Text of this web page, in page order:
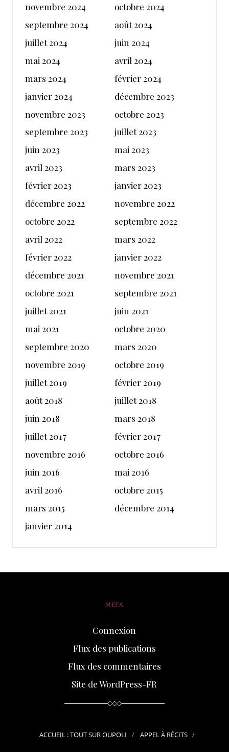
novembre 2024
octobre 2024
septembre 2024
août 2024
juillet 2024
juin 2024
mai 2024
avril 2024
mars 2024
février 2024
janvier 2024
décembre 2023
novembre 2023
octobre 2023
septembre 2023
juillet 2023
juin 2023
mai 2023
avril 2023
mars 2023
février 2023
janvier 2023
décembre 2022
novembre 2022
octobre 2022
septembre 2022
avril 2022
mars 2022
février 2022
janvier 2022
décembre 2021
novembre 2021
octobre 2021
septembre 2021
juillet 2021
juin 2021
mai 2021
octobre 2020
septembre 2020
mars 2020
novembre 2019
octobre 2019
juillet 2019
février 2019
août 2018
juillet 2018
juin 2018
mars 2018
juillet 2017
février 2017
novembre 2016
octobre 2016
juin 2016
mai 2016
avril 2016
octobre 2015
mars 2015
décembre 2014
janvier 2014
MÉTA
Connexion
Flux des publications
Flux des commentaires
Site de WordPress-FR
ACCUEIL : TOUT SUR OUPOLI APPEL À RÉCITS